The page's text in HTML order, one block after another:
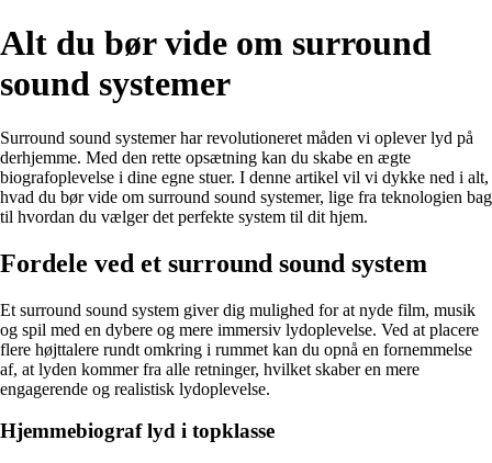
Alt du bør vide om surround
sound systemer
Surround sound systemer har revolutioneret måden vi oplever lyd på
derhjemme. Med den rette opsætning kan du skabe en ægte
biografoplevelse i dine egne stuer. I denne artikel vil vi dykke ned i alt,
hvad du bør vide om surround sound systemer, lige fra teknologien bag
til hvordan du vælger det perfekte system til dit hjem.
Fordele ved et surround sound system
Et surround sound system giver dig mulighed for at nyde film, musik
og spil med en dybere og mere immersiv lydoplevelse. Ved at placere
flere højttalere rundt omkring i rummet kan du opnå en fornemmelse
af, at lyden kommer fra alle retninger, hvilket skaber en mere
engagerende og realistisk lydoplevelse.
Hjemmebiograf lyd i topklasse